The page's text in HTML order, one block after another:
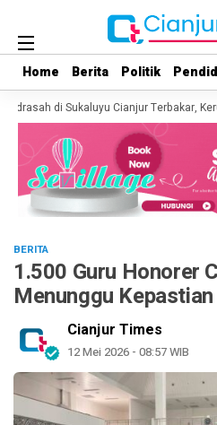
Home Berita Politik
Home Berita Politik
di Sukaluyu Cianjur Terbakar,
BERITA
1.500 Guru Honorer
Menunggu
Cianjur Times
12 Mei 2026 - 08:57 WIB